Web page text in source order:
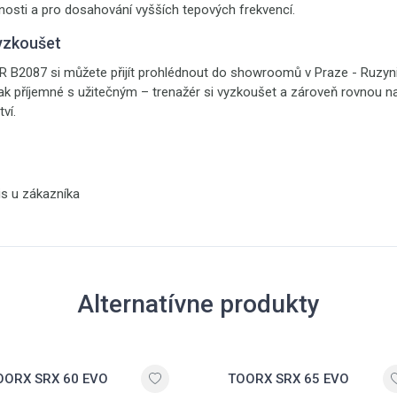
a pro dosahování vyšších tepových frekvencí.
B2087 si můžete přijít prohlédnout do showroomů v Praze -
příjemné s užitečným – trenažér si vyzkoušet a zároveň rovnou
u zákazníka
Alternatívne produkty
SRX 60 EVO
TOORX SRX 65 EVO